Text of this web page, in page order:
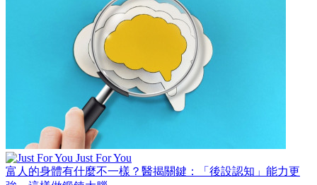
Just For You
富人的身體有什麼不一樣？醫揭關鍵：「後設認知」能力更